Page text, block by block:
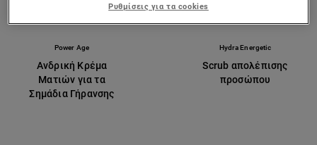
Power Age
Ανδρική Κρέμα
Ματιών για τα
Σημάδια Γήρανσης
Hydra Energetic
Scrub απολέπισης
προσώπου
Ρυθμίσεις για τα cookies